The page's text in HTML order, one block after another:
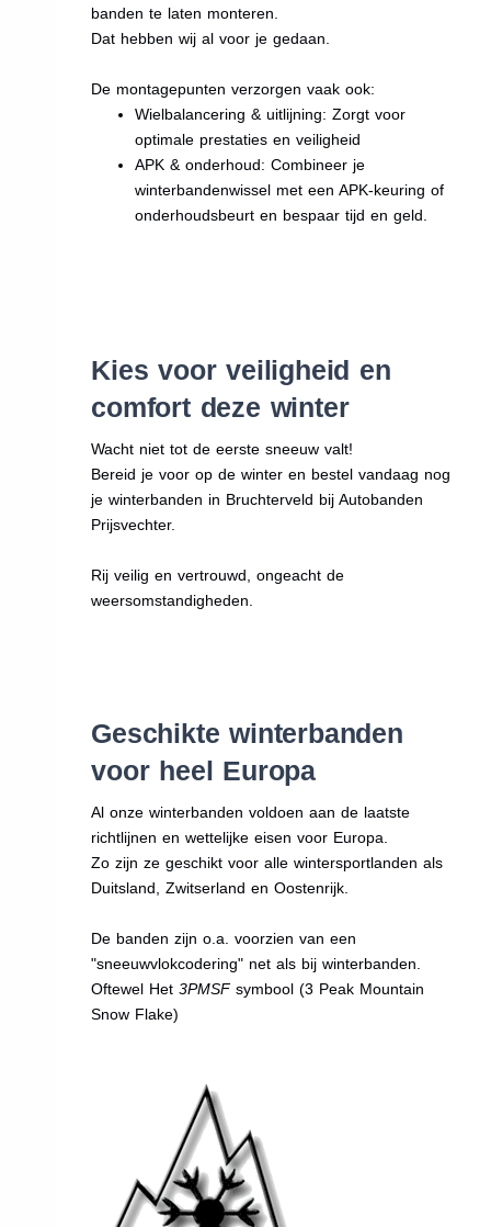
banden te laten monteren.
Dat hebben wij al voor je gedaan.
De montagepunten verzorgen vaak ook:
Wielbalancering & uitlijning: Zorgt voor
optimale prestaties en veiligheid
APK & onderhoud: Combineer je
winterbandenwissel met een APK-keuring of
onderhoudsbeurt en bespaar tijd en geld.
Kies voor veiligheid en
comfort deze winter
Wacht niet tot de eerste sneeuw valt!
Bereid je voor op de winter en bestel vandaag nog
je winterbanden in Bruchterveld bij Autobanden
Prijsvechter.
Rij veilig en vertrouwd, ongeacht de
weersomstandigheden.
Geschikte winterbanden
voor heel Europa
Al onze winterbanden voldoen aan de laatste
richtlijnen en wettelijke eisen voor Europa.
Zo zijn ze geschikt voor alle wintersportlanden als
Duitsland, Zwitserland en Oostenrijk.
De banden zijn o.a. voorzien van een
"sneeuwvlokcodering" net als bij winterbanden.
Oftewel Het3PMSFsymbool (3 Peak Mountain
Snow Flake)